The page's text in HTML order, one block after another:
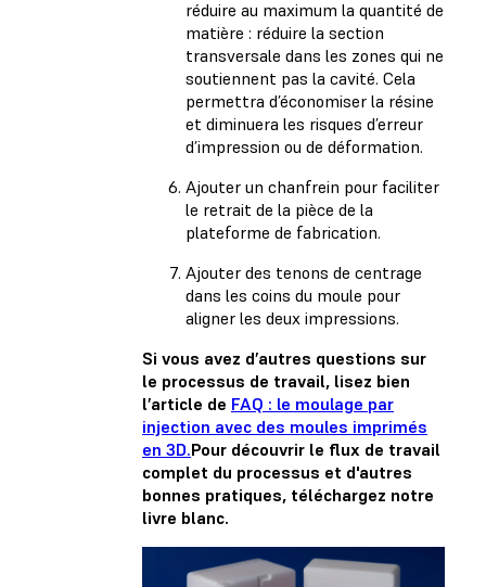
réduire au maximum la quantité de
matière : réduire la section
transversale dans les zones qui ne
soutiennent pas la cavité. Cela
permettra d’économiser la résine
et diminuera les risques d’erreur
d’impression ou de déformation.
Ajouter un chanfrein pour faciliter
le retrait de la pièce de la
plateforme de fabrication.
Ajouter des tenons de centrage
dans les coins du moule pour
aligner les deux impressions.
Si vous avez d’autres questions sur
le processus de travail, lisez bien
l’article de FAQ : le moulage par
injection avec des moules imprimés
en 3D.Pour découvrir le flux de travail
complet du processus et d'autres
bonnes pratiques, téléchargez notre
livre blanc.